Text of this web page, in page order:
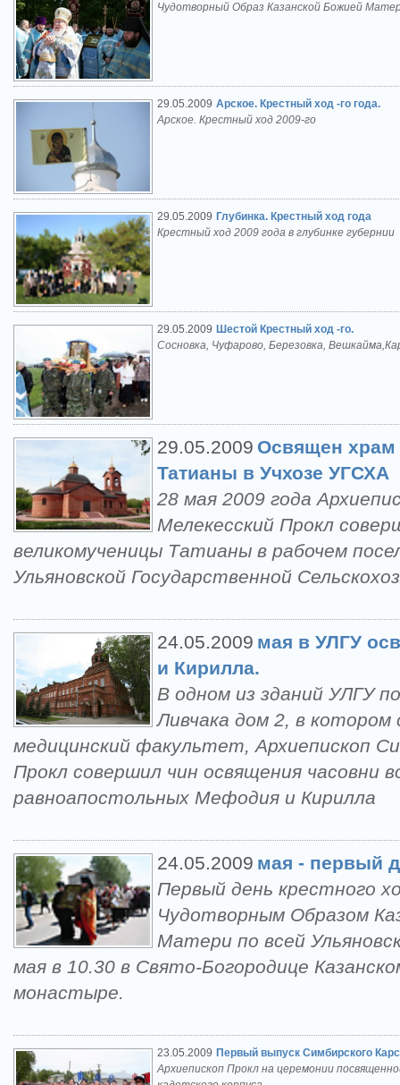
Чудотворный Образ Казанской Божией
29.05.2009 Арское. Крестный ход -го года.
Арское. Крестный ход 2009-го
29.05.2009 Глубинка. Крестный ход года
Крестный ход 2009 года в глубинке губернии
29.05.2009 Шестой Крестный ход -го.
Сосновка, Чуфарово, Березовка,
29.05.2009 Освящен
Татианы в Учхозе УГСХА
28 мая 2009 года
Мелекесский Прокл
великомученицы Татианы в рабочем
Ульяновской Государственной
24.05.2009 мая в УЛГУ
и Кирилла.
В одном из зданий УЛГУ
Ливчака дом 2, в
медицинский факультет, Архиепископ
Прокл совершил чин освящения часовни
равноапостольных Мефодия и Кирилла
24.05.2009 мая - первый
Первый день крестного
Чудотворным Образом
Матери по всей
мая в 10.30 в Свято-Богородице
монастыре.
23.05.2009 Первый выпуск Симбирского
Архиепископ Прокл на церемонии